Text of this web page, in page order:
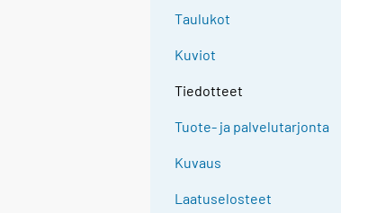
Taulukot
Kuviot
Tiedotteet
Tuote- ja palvelutarjonta
Kuvaus
Laatuselosteet